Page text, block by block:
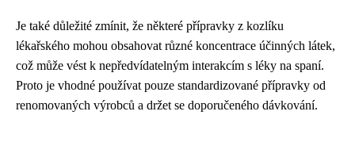
Je také důležité zmínit, že některé přípravky z kozlíku
lékařského mohou obsahovat různé koncentrace účinných látek,
což může vést k nepředvídatelným interakcím s léky na spaní.
Proto je vhodné používat pouze standardizované přípravky od
renomovaných výrobců a držet se doporučeného dávkování.